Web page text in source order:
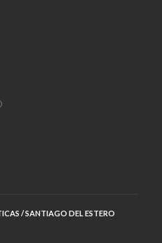
/ SANTIAGO DEL ESTERO